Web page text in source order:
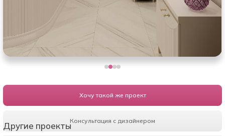
Хочу такой же проект
Консультация с дизайнером
Другие проекты